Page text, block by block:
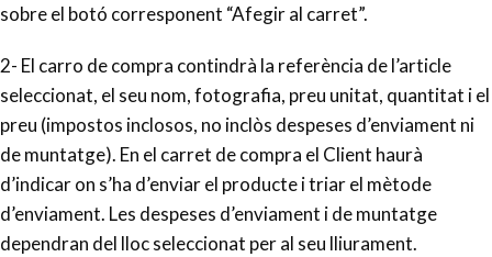
sobre el botó corresponent “Afegir al carret”.
2- El carro de compra contindrà la referència de l’article
seleccionat, el seu nom, fotografia, preu unitat, quantitat i el
preu (impostos inclosos, no inclòs despeses d’enviament ni
de muntatge). En el carret de compra el Client haurà
d’indicar on s’ha d’enviar el producte i triar el mètode
d’enviament. Les despeses d’enviament i de muntatge
dependran del lloc seleccionat per al seu lliurament.